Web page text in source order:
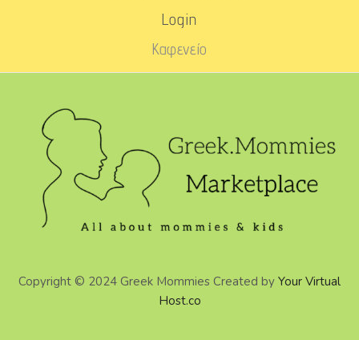
Login
Καφενείο
Copyright © 2024 Greek Mommies Created by Your Virtual
Host.co